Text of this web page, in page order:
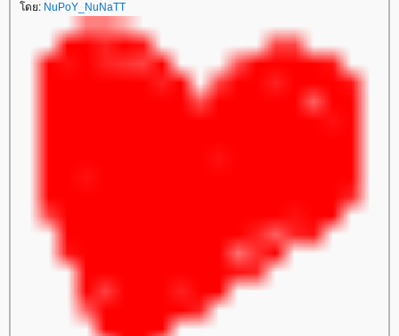
ดย: NuPoY_NuNaTT